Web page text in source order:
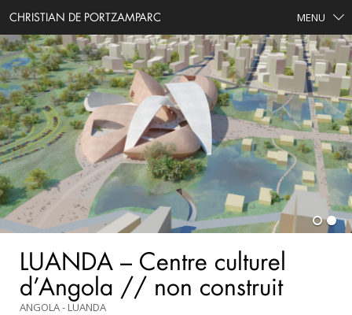
CHRISTIAN DE PORTZAMPARC MENU
LUANDA – Centre culturel
d’Angola // non construit
ANGOLA - LUANDA